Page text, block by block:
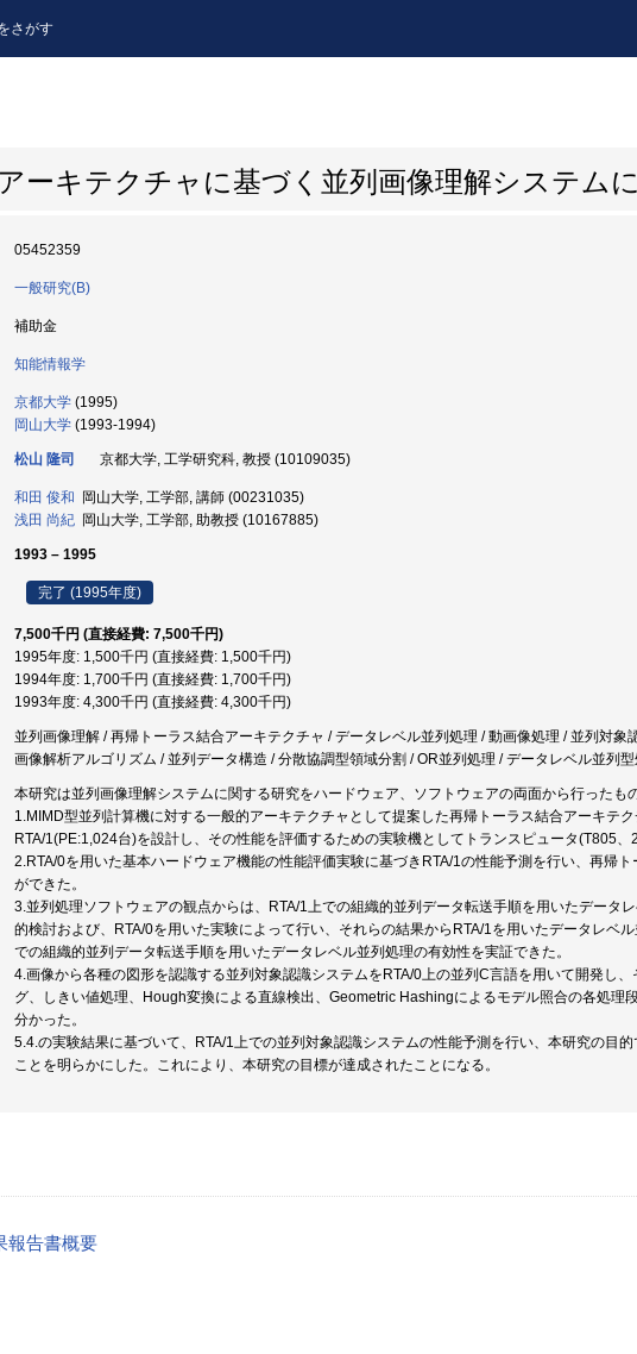
さがす
ーキテクチャに基づく並列画像理解システム
05452359
一般研究(B)
補助金
知能情報学
京都大学 (1995)
岡山大学 (1993-1994)
松山 隆司 京都大学, 工学研究科, 教授 (10109035)
和田 俊和 岡山大学, 工学部, 講師 (00231035)
浅田 尚紀 岡山大学, 工学部, 助教授 (10167885)
1993 – 1995
完了 (1995年度)
7,500千円 (直接経費: 7,500千円)
1995年度: 1,500千円 (直接経費: 1,500千円)
1994年度: 1,700千円 (直接経費: 1,700千円)
1993年度: 4,300千円 (直接経費: 4,300千円)
並列画像理解 / 再帰トーラス結合アーキテクチャ / データレベル並列処理 / 動画像処理 / 並列対象
画像解析アルゴリズム / 並列データ構造 / 分散協調型領域分割 / OR並列処理 / データレベル並列
本研究は並列画像理解システムに関する研究をハードウェア、ソフトウェアの両面から行ったも
1.MIMD型並列計算機に対する一般的アーキテクチャとして提案した再帰トーラス結合アーキテ
RTA/1(PE:1,024台)を設計し、その性能を評価するための実験機としてトランスピュータ(T805、
2.RTA/0を用いた基本ハードウェア機能の性能評価実験に基づきRTA/1の性能予測を行い、再帰
ができた。
3.並列処理ソフトウェアの観点からは、RTA/1上での組織的並列データ転送手順を用いたデータ
的検討および、RTA/0を用いた実験によって行い、それらの結果からRTA/1を用いたデータレベ
での組織的並列データ転送手順を用いたデータレベル並列処理の有効性を実証できた。
4.画像から各種の図形を認識する並列対象認識システムをRTA/0上の並列C言語を用いて開発し
グ、しきい値処理、Hough変換による直線検出、Geometric Hashingによるモデル照合の各処理
分かった。
5.4.の実験結果に基づいて、RTA/1上での並列対象認識システムの性能予測を行い、本研究の目
ことを明らかにした。これにより、本研究の目標が達成されたことになる。
報告書概要